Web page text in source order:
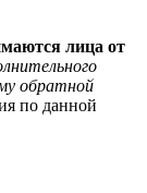
лица от
обратной
по данной